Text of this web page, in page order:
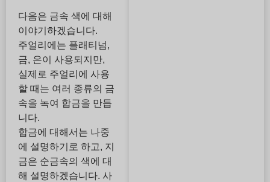
다음은 금속 색에 대해
이야기하겠습니다.
주얼리에는 플래티넘,
금, 은이 사용되지만,
실제로 주얼리에 사용
할 때는 여러 종류의 금
속을 녹여 합금을 만듭
니다.
합금에 대해서는 나중
에 설명하기로 하고, 지
금은 순금속의 색에 대
해 설명하겠습니다. 사